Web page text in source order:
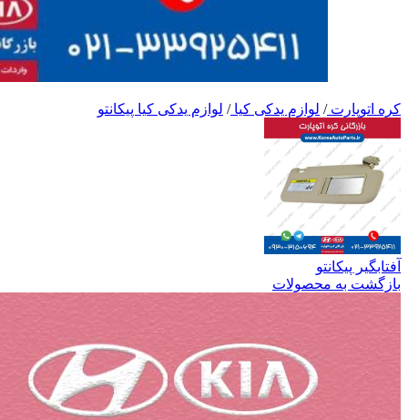
کره اتوپارت/ لوازم یدکی کیا/ لوازم یدکی کیا پیکانتو
آفتابگیر پیکانتو
بازگشت به محصولات